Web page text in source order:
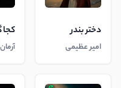
دختر بندر
امیر عظیمی
کجا